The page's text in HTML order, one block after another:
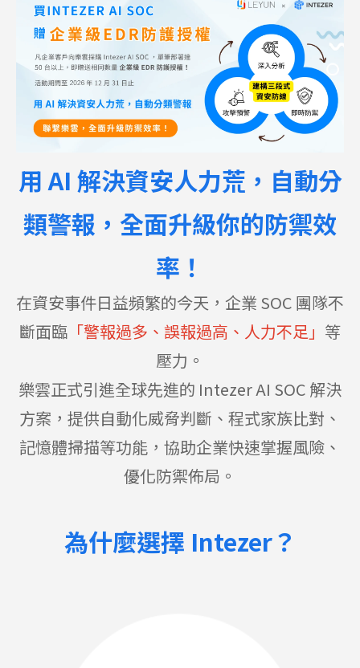
用AI 解決資安人力荒，自動分
類警報，全面升級你的防禦效
率！
在資安事件日益頻繁的今天，企業 SOC 團隊不
斷面臨 「警報過多、誤報過高、人力不足」 等
壓力。
樂雲正式引進全球先進的 Intezer AI SOC 解決
方案，提供自動化威脅判斷、程式家族比對、
記憶體掃描等功能，協助企業快速掌握風險、
優化防禦佈局。
為什麼選擇 Intezer？